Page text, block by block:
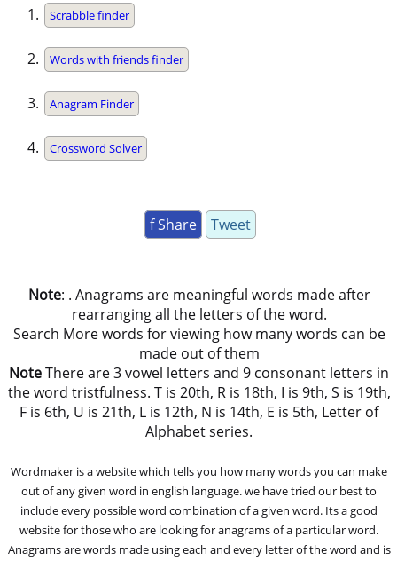
Scrabble finder
Words with friends finder
Anagram Finder
Crossword Solver
f Share Tweet
Note: . Anagrams are meaningful words made after
rearranging all the letters of the word.
Search More words for viewing how many words can be
made out of them
NoteThere are 3 vowel letters and 9 consonant letters in
the word tristfulness. T is 20th, R is 18th, I is 9th, S is 19th,
F is 6th, U is 21th, L is 12th, N is 14th, E is 5th, Letter of
Alphabet series.
Wordmaker is a website which tells you how many words you can make
out of any given word in english language. we have tried our best to
include every possible word combination of a given word. Its a good
website for those who are looking for anagrams of a particular word.
Anagrams are words made using each and every letter of the word and is